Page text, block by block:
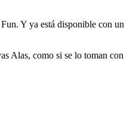
Y ya está disponible con un
Alas, como si se lo toman con